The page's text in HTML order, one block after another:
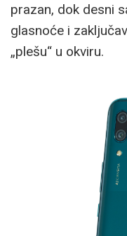
prazan, dok desni
glasnoće i
„plešu“ u okviru.